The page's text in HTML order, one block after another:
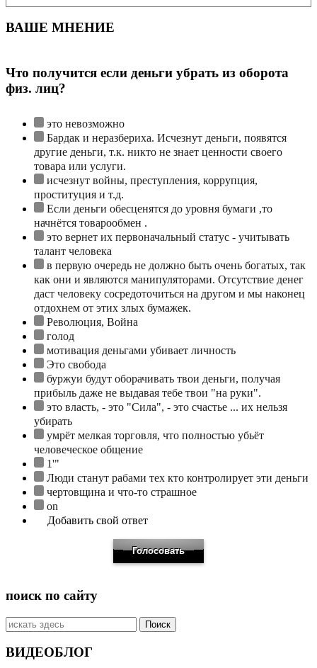
ВАШЕ МНЕНИЕ
Что получится если деньги убрать из оборота
физ. лиц?
это невозможно
Бардак и неразбериха. Исчезнут деньги, появятся
другие деньги, т.к. никто не знает ценности своего
товара или услуги.
исчезнут войны, преступления, коррупция,
проституция и т.д.
Если деньги обесценятся до уровня бумаги ,то
начнётся товарообмен .
это вернет их первоначальный статус - учитывать
талант человека
в первую очередь не должно быть очень богатых, так
как они и являются манипуляторами. Отсутствие денег
даст человеку сосредоточиться на другом и мы наконец
отдохнем от этих злых бумажек.
Революция, Война
голод
мотивация деньгами убивает личность
Это свобода
буржуи будут оборачивать твои деньги, получая
прибыль даже не выдавая тебе твои "на руки".
это власть, - это "Сила", - это счастье ... их нельзя
убирать
умрёт мелкая торговля, что полностью убьёт
человеческое общение
1'"
Люди станут рабами тех кто контролирует эти деньги
чертовщина и что-то страшное
on
Добавить свой ответ
поиск по сайту
Искать:
ВИДЕОБЛОГ